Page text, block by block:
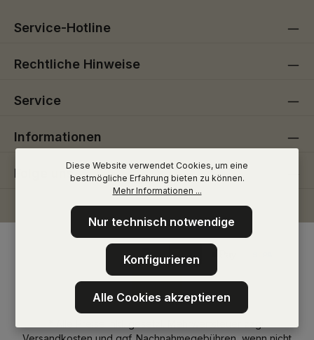
Service-Hotline
Rechtliche Hinweise
Service
Informationen
Folge uns
Diese Website verwendet Cookies, um eine
bestmögliche Erfahrung bieten zu können.
Mehr Informationen ...
Nur technisch notwendige
Konfigurieren
Alle Cookies akzeptieren